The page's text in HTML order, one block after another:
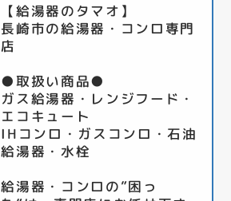
【給湯器のタマオ】
長崎市の給湯器・コンロ専門
店
●取扱い商品●
ガス給湯器・レンジフード・
エコキュート
IHコンロ・ガスコンロ・石油
給湯器・水栓
給湯器・コンロの”困っ